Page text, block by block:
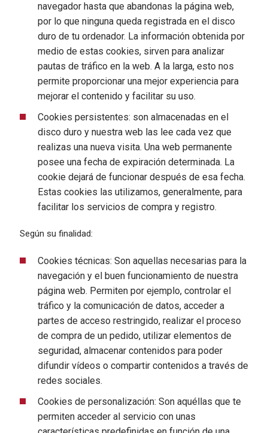
navegador hasta que abandonas la página web,
por lo que ninguna queda registrada en el disco
duro de tu ordenador. La información obtenida por
medio de estas cookies, sirven para analizar
pautas de tráfico en la web. A la larga, esto nos
permite proporcionar una mejor experiencia para
mejorar el contenido y facilitar su uso.
Cookies persistentes: son almacenadas en el
disco duro y nuestra web las lee cada vez que
realizas una nueva visita. Una web permanente
posee una fecha de expiración determinada. La
cookie dejará de funcionar después de esa fecha.
Estas cookies las utilizamos, generalmente, para
facilitar los servicios de compra y registro.
Según su finalidad:
Cookies técnicas: Son aquellas necesarias para la
navegación y el buen funcionamiento de nuestra
página web. Permiten por ejemplo, controlar el
tráfico y la comunicación de datos, acceder a
partes de acceso restringido, realizar el proceso
de compra de un pedido, utilizar elementos de
seguridad, almacenar contenidos para poder
difundir vídeos o compartir contenidos a través de
redes sociales.
Cookies de personalización: Son aquéllas que te
permiten acceder al servicio con unas